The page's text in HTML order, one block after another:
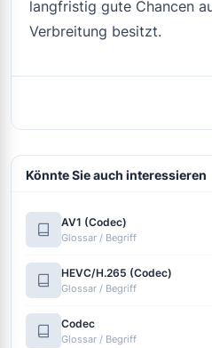
langfristig gute Chancen
Verbreitung besitzt.
Könnte Sie auch interessieren
AV1 (Codec)
Glossar / Begriff
HEVC/H.265 (Codec)
Glossar / Begriff
Codec
Glossar / Begriff